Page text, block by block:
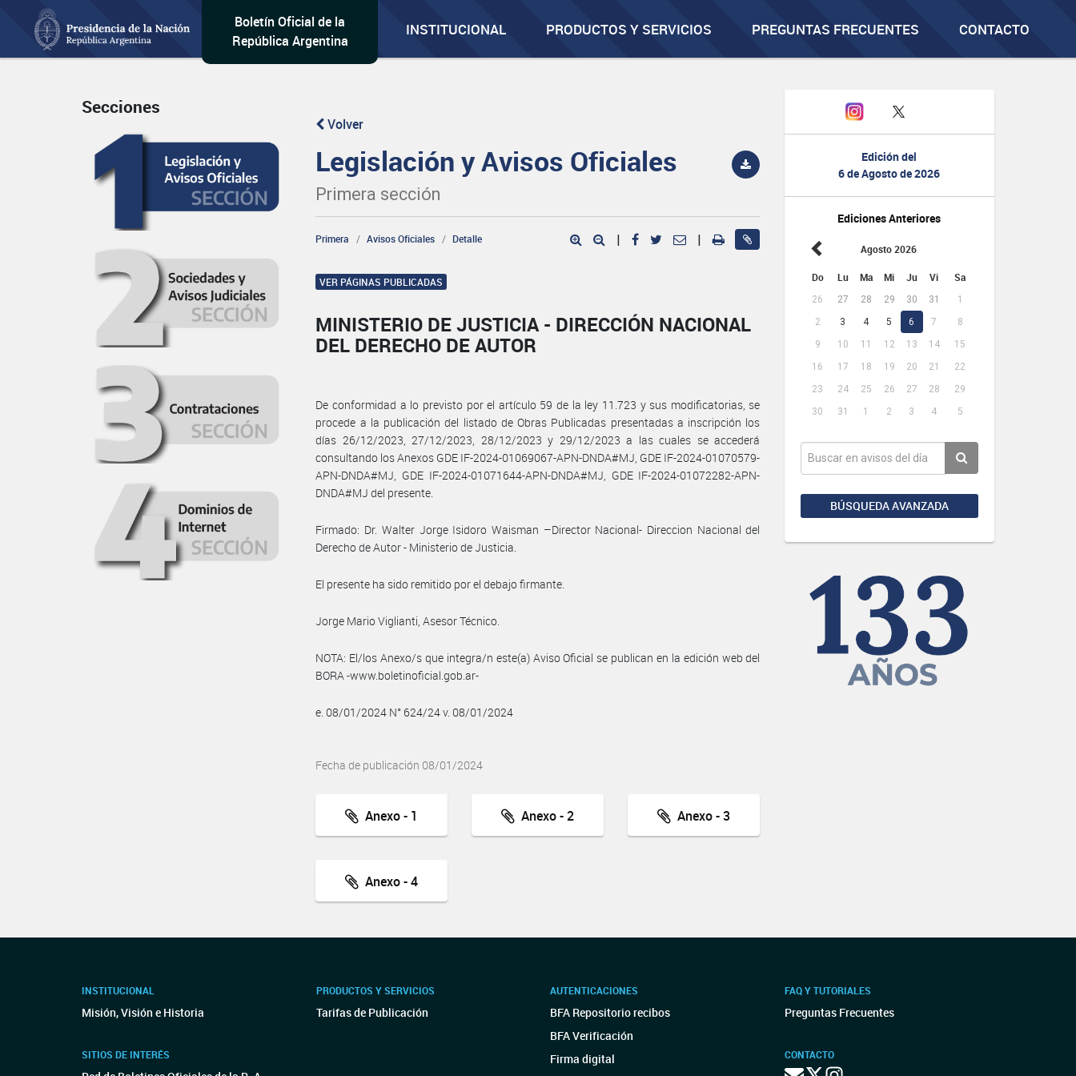
Boletín Oficial de la
República Argentina
INSTITUCIONAL PRODUCTOS Y SERVICIOS PREGUNTAS FRECUENTES CONTACTO
Edición del
6 de Agosto de 2026
Ediciones Anteriores
Agosto 2026
Do Lu Ma Mi Ju Vi Sa
26 27 28 29 30 31
1
2
3 4 5 6 7
8
9
10 11 12 13 14
15
16
17 18 19 20 21
22
23
24 25 26 27 28
29
30
31 1 2 3 4 5
BÚSQUEDA AVANZADA
Secciones
Volver
Legislación y Avisos Oficiales
Primera sección
Primera Avisos Oficiales Detalle | |
VER PÁGINAS PUBLICADAS
MINISTERIO DE JUSTICIA - DIRECCIÓN NACIONAL
DEL DERECHO DE AUTOR
De conformidad a lo previsto por el artículo 59 de la ley 11.723 y sus modificatorias, se
procede a la publicación del listado de Obras Publicadas presentadas a inscripción los
días 26/12/2023, 27/12/2023, 28/12/2023 y 29/12/2023 a las cuales se accederá
consultando los Anexos GDE IF-2024-01069067-APN-DNDA#MJ, GDE IF-2024-01070579-
APN-DNDA#MJ, GDE IF-2024-01071644-APN-DNDA#MJ, GDE IF-2024-01072282-APN-
DNDA#MJ del presente.
Firmado: Dr. Walter Jorge Isidoro Waisman –Director Nacional- Direccion Nacional del
Derecho de Autor - Ministerio de Justicia.
El presente ha sido remitido por el debajo firmante.
Jorge Mario Viglianti, Asesor Técnico.
NOTA: El/los Anexo/s que integra/n este(a) Aviso Oficial se publican en la edición web del
BORA -www.boletinoficial.gob.ar-
e. 08/01/2024 N° 624/24 v. 08/01/2024
Fecha de publicación 08/01/2024
Anexo - 1 Anexo - 2 Anexo - 3
Anexo - 4
INSTITUCIONAL
Misión, Visión e Historia
SITIOS DE INTERÉS
PRODUCTOS Y SERVICIOS
Tarifas de Publicación
AUTENTICACIONES
BFA Repositorio recibos
BFA Verificación
Firma digital
FAQ Y TUTORIALES
Preguntas Frecuentes
CONTACTO